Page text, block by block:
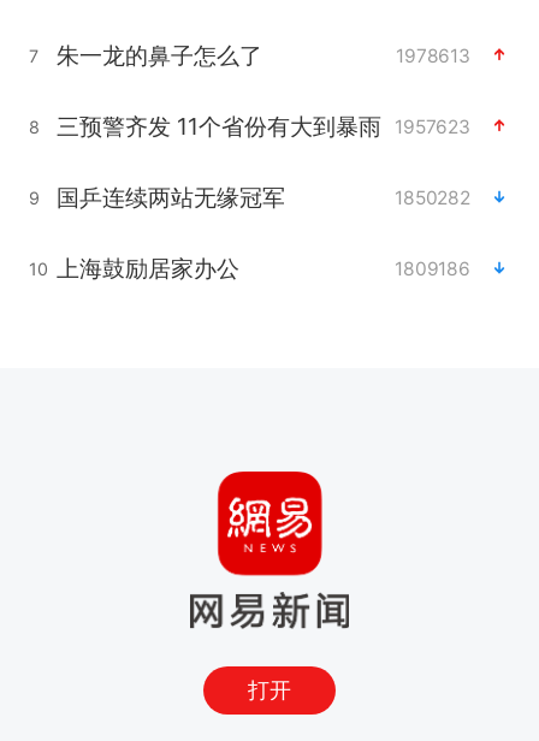
7 朱一龙的鼻子怎么了 1978613
8 三预警齐发 11个省份有大到暴雨 1957623
9 国乒连续两站无缘冠军 1850282
10 上海鼓励居家办公 1809186
打开